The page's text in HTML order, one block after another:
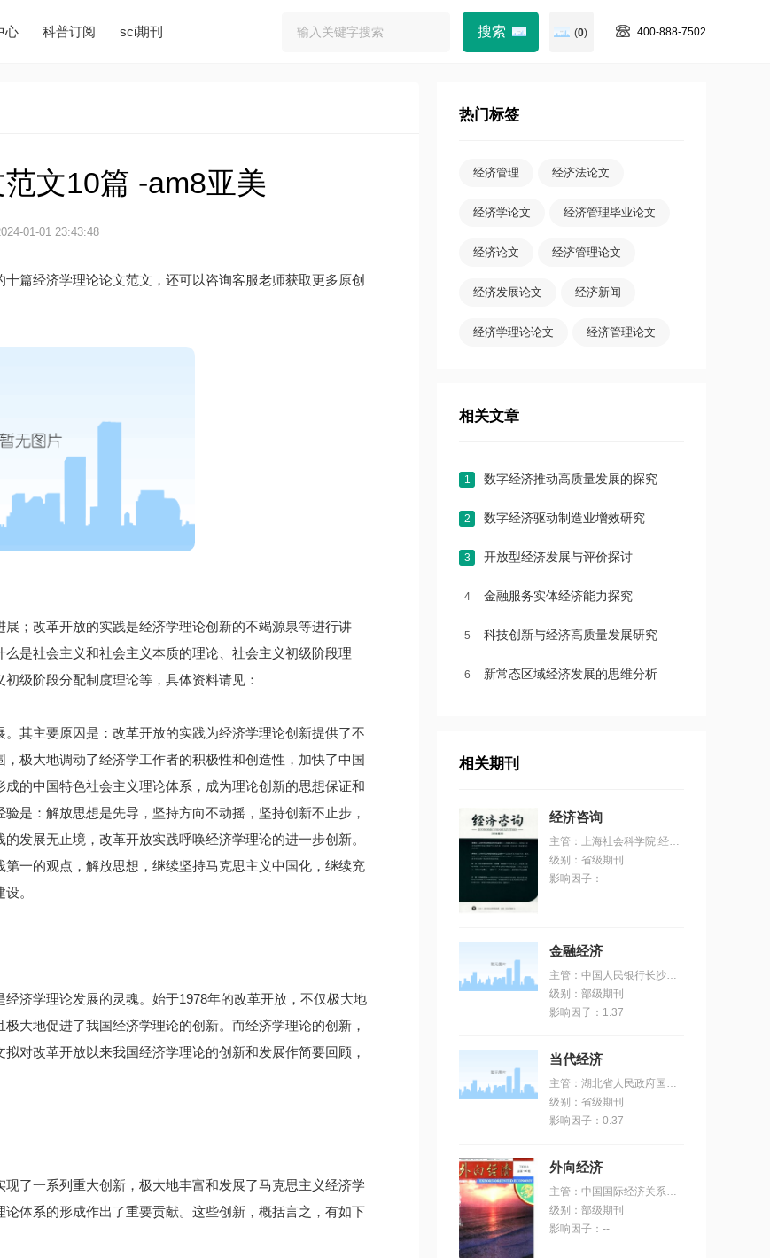
心 科普订阅 sci期刊 400-888-7502
(0)
文10篇 -am8亚美
01-01 23:43:48
篇经济学理论论文范文，还可以咨询客服老师获取更多原创
；改革开放的实践是经济学理论创新的不竭源泉等进行讲
是社会主义和社会主义本质的理论、社会主义初级阶段理
级阶段分配制度理论等，具体资料请见：
其主要原因是：改革开放的实践为经济学理论创新提供了不
极大地调动了经济学工作者的积极性和创造性，加快了中国
的中国特色社会主义理论体系，成为理论创新的思想保证和
是：解放思想是先导，坚持方向不动摇，坚持创新不止步，
发展无止境，改革开放实践呼唤经济学理论的进一步创新。
一的观点，解放思想，继续坚持马克思主义中国化，继续充
。
济学理论发展的灵魂。始于1978年的改革开放，不仅极大地
大地促进了我国经济学理论的创新。而经济学理论的创新，
对改革开放以来我国经济学理论的创新和发展作简要回顾，
了一系列重大创新，极大地丰富和发展了马克思主义经济学
体系的形成作出了重要贡献。这些创新，概括言之，有如下
热门标签
经济管理 经济法论文
经济学论文 经济管理毕业论文
经济论文 经济管理论文
经济发展论文 经济新闻
经济学理论论文 经济管理论文
相关文章
1 数字经济推动高质量发展的探究
2 数字经济驱动制造业增效研究
3 开放型经济发展与评价探讨
4 金融服务实体经济能力探究
5 科技创新与经济高质量发展研究
6 新常态区域经济发展的思维分析
相关期刊
经济咨询
主管：上海社会科学院;经济法律社会咨询中心
级别：省级期刊
影响因子：--
金融经济
主管：中国人民银行长沙中心支行
级别：部级期刊
影响因子：1.37
当代经济
主管：湖北省人民政府国有资产监督管理委员会
级别：省级期刊
影响因子：0.37
外向经济
主管：中国国际经济关系学会
级别：部级期刊
影响因子：--